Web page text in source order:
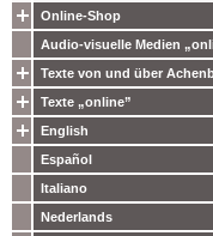
Online-Shop
Audio-visuelle Medien
Texte von und über
Texte „online”
English
Español
Italiano
Nederlands